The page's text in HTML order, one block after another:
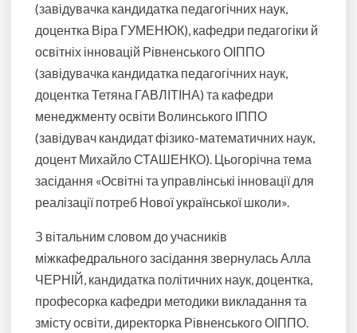
(завідувачка кандидатка педагогічних наук,
доцентка Віра ГУМЕНЮК), кафедри педагогіки й
освітніх інновацій Рівненського ОІППО
(завідувачка кандидатка педагогічних наук,
доцентка Тетяна ГАВЛІТІНА) та кафедри
менеджменту освіти Волинського ІППО
(завідувач кандидат фізико-математичних наук,
доцент Михайло СТАШЕНКО). Цьогорічна тема
засідання «Освітні та управлінські інновації для
реалізації потреб Нової української школи».
З вітальним словом до учасників
міжкафедрального засідання звернулась Алла
ЧЕРНІЙ, кандидатка політичних наук, доцентка,
професорка кафедри методики викладання та
змісту освіти, директорка Рівненського ОІППО.